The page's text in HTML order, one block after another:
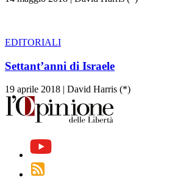
EDITORIALI
Settant’anni di Israele
19 aprile 2018 | David Harris (*)